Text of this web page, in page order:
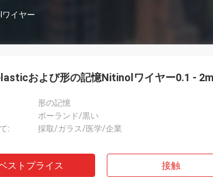
イヤー
および形の記憶Nitinolワイヤー0.1 -
形の記憶
ポーランド/黒い
:
採取/ガラス/医学/企業
ストプライス 接触